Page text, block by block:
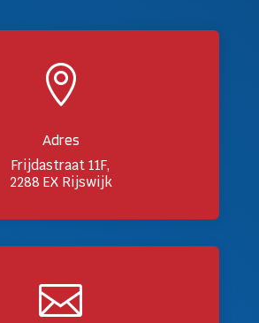

Adres
Frijdastraat 11F,
2288 EX Rijswijk
